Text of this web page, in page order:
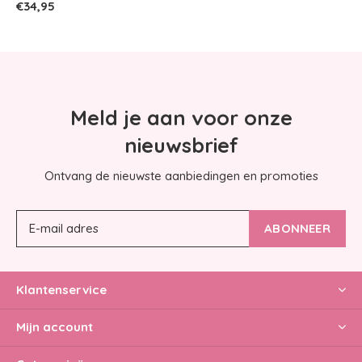
€34,95
Meld je aan voor onze
nieuwsbrief
Ontvang de nieuwste aanbiedingen en promoties
ABONNEER
Klantenservice
Mijn account